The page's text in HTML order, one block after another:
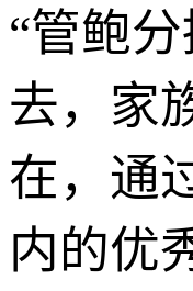
“管鲍
去，家
在，通
内的优